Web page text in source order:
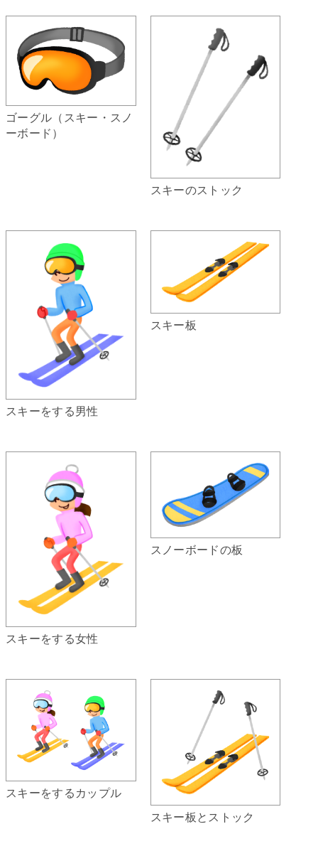
ゴーグル（スキー・スノ
ーボード）
スキーのストック
スキーをする男性
スキー板
スキーをする女性
スノーボードの板
スキーをするカップル
スキー板とストック